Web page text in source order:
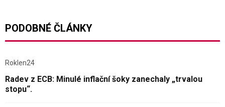
PODOBNÉ ČLÁNKY
Roklen24
Radev z ECB: Minulé inflační šoky zanechaly „trvalou
stopu“.